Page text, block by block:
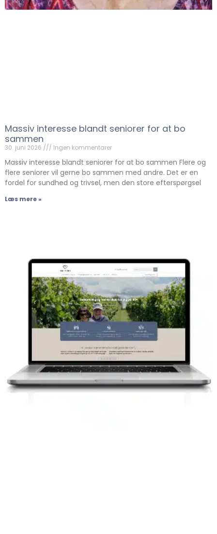
Massiv interesse blandt seniorer for at bo
sammen
30. juni 2026 Ingen kommentarer
Massiv interesse blandt seniorer for at bo sammen Flere og
flere seniorer vil gerne bo sammen med andre. Det er en
fordel for sundhed og trivsel, men den store efterspørgsel
Læs mere »